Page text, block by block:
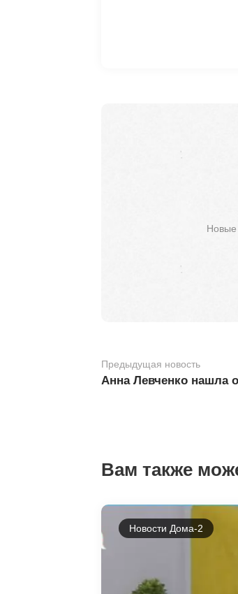
Новые
Предыдущая новость
Анна Левченко нашла
Вам также
Новости Дома-2